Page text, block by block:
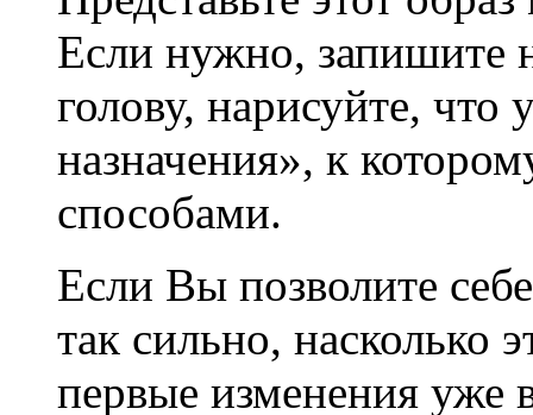
Если нужно, запишите
голову, нарисуйте,
назначения», к
способами.
Если Вы позволите
так сильно, насколько
первые изменения